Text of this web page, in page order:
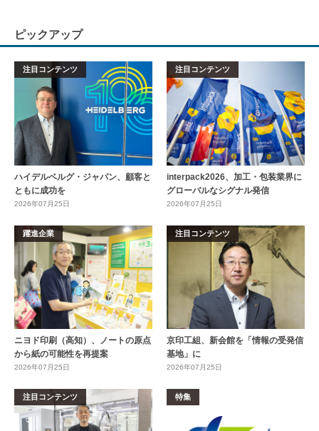
ピックアップ
注目コンテンツ
ハイデルベルグ・ジャパン、顧客と
ともに成功を
2026年07月25日
注目コンテンツ
interpack2026、加工・包装業界に
グローバルなシグナル発信
2026年07月25日
躍進企業
ニヨド印刷（高知）、ノートの原点
から紙の可能性を再提案
2026年07月25日
注目コンテンツ
京印工組、新会館を「情報の受発信
基地」に
2026年07月25日
注目コンテンツ 特集